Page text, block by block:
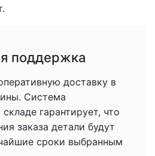
поддержка
доставку в
Система
гарантирует, что
заказа детали будут
сроки выбранным